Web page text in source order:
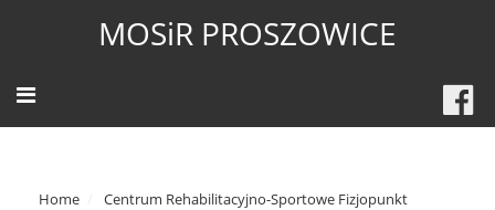
MOSiR PROSZOWICE
Home Centrum Rehabilitacyjno-Sportowe Fizjopunkt